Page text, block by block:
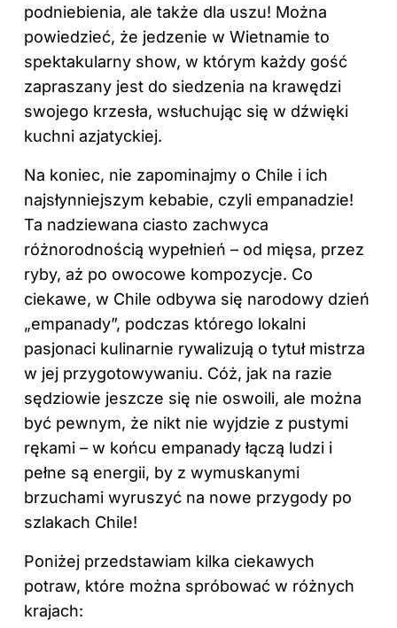
podniebienia, ale także dla uszu! Można
powiedzieć, że jedzenie w Wietnamie to
spektakularny show, w którym każdy gość
zapraszany jest do siedzenia na krawędzi
swojego krzesła, wsłuchując się w dźwięki
kuchni azjatyckiej.
Na koniec, nie zapominajmy o Chile i ich
najsłynniejszym kebabie, czyli empanadzie!
Ta nadziewana ciasto zachwyca
różnorodnością wypełnień – od mięsa, przez
ryby, aż po owocowe kompozycje. Co
ciekawe, w Chile odbywa się narodowy dzień
„empanady”, podczas którego lokalni
pasjonaci kulinarnie rywalizują o tytuł mistrza
w jej przygotowywaniu. Cóż, jak na razie
sędziowie jeszcze się nie oswoili, ale można
być pewnym, że nikt nie wyjdzie z pustymi
rękami – w końcu empanady łączą ludzi i
pełne są energii, by z wymuskanymi
brzuchami wyruszyć na nowe przygody po
szlakach Chile!
Poniżej przedstawiam kilka ciekawych
potraw, które można spróbować w różnych
krajach: